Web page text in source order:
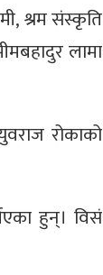
श्रम संस्कृति
लामा
रोकाको
हुन्। विसं